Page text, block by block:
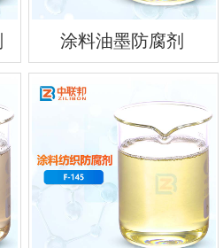
涂料油墨防腐剂